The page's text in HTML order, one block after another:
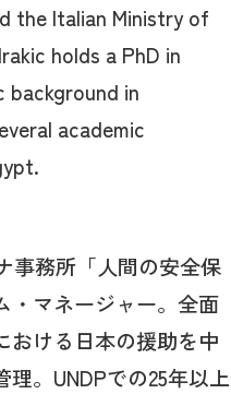
the Italian Ministry of
holds a PhD in
background in
academic
事務所「人間の安全保
・マネージャー。全面
おける日本の援助を中
。UNDPでの25年以上